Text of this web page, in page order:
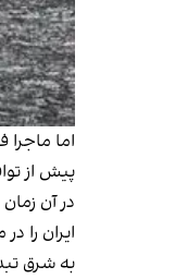
پیش از
در آن
ایران را
به شرق